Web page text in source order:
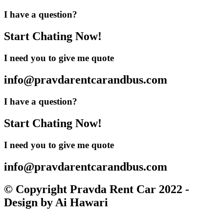
I have a question?
Start Chating Now!
I need you to give me quote
info@pravdarentcarandbus.com
I have a question?
Start Chating Now!
I need you to give me quote
info@pravdarentcarandbus.com
© Copyright Pravda Rent Car 2022 -
Design by Ai Hawari